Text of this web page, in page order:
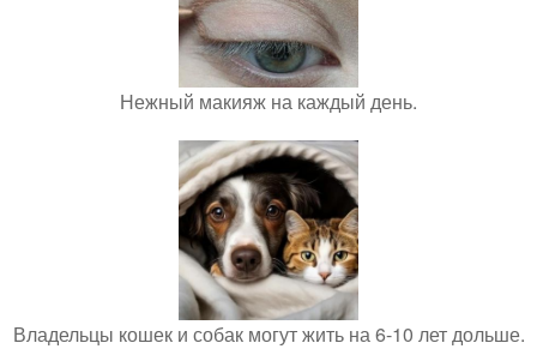
Нежный макияж на каждый день.
Владельцы кошек и собак могут жить на 6-10 лет дольше.